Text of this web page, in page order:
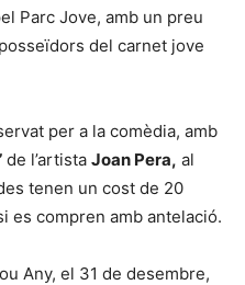
Parc Jove, amb un preu
del carnet jove
per a la comèdia, amb
de l’artista Joan Pera, al
tenen un cost de 20
es compren amb antelació.
Any, el 31 de desembre,